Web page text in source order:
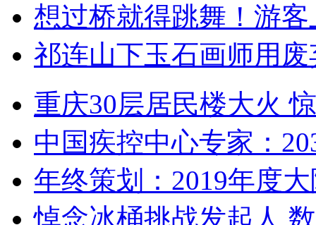
想过桥就得跳舞！游客
祁连山下玉石画师用
重庆30层居民楼大火
中国疾控中心专家：
年终策划：2019年度
悼念冰桶挑战发起人